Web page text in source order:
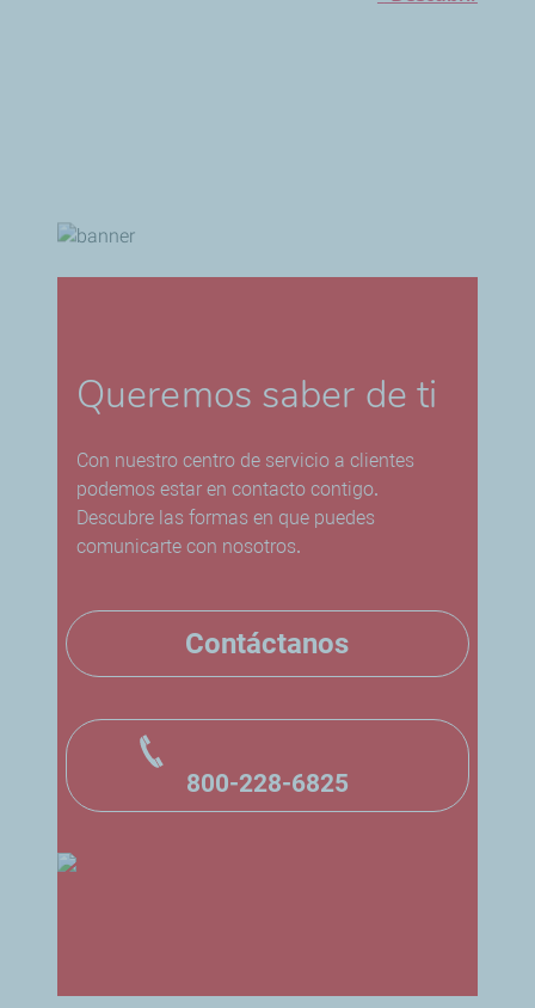
Queremos saber de ti
Con nuestro centro de servicio a clientes
podemos estar en contacto contigo.
Descubre las formas en que puedes
comunicarte con nosotros.
Contáctanos
800-228-6825